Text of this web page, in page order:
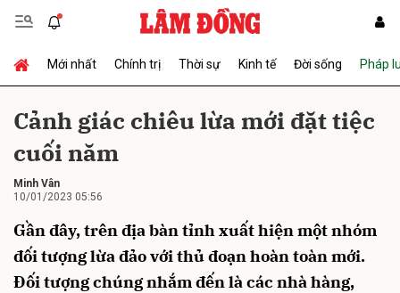
Mới nhất Chính trị Thời sự Kinh tế Đời sống Pháp
Cảnh giác chiêu lừa mới đặt tiệc
cuối năm
Minh Vân
10/01/2023 05:56
Gần đây, trên địa bàn tỉnh xuất hiện một nhóm
đối tượng lừa đảo với thủ đoạn hoàn toàn mới.
Đối tượng chúng nhắm đến là các nhà hàng,
Gửi bình luận